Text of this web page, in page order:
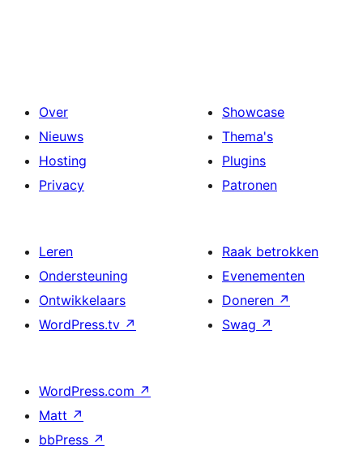
Over
Nieuws
Hosting
Privacy
Showcase
Thema's
Plugins
Patronen
Leren
Ondersteuning
Ontwikkelaars
WordPress.tv ↗
Raak betrokken
Evenementen
Doneren ↗
Swag ↗
WordPress.com ↗
Matt ↗
bbPress ↗